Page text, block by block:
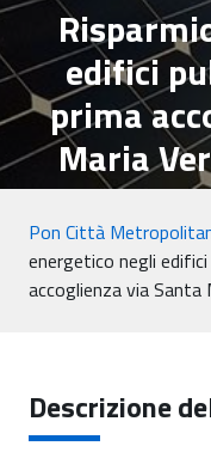
edifici
prima
Maria
Pon Città
energetico negli
accoglienza via Santa
Descrizione